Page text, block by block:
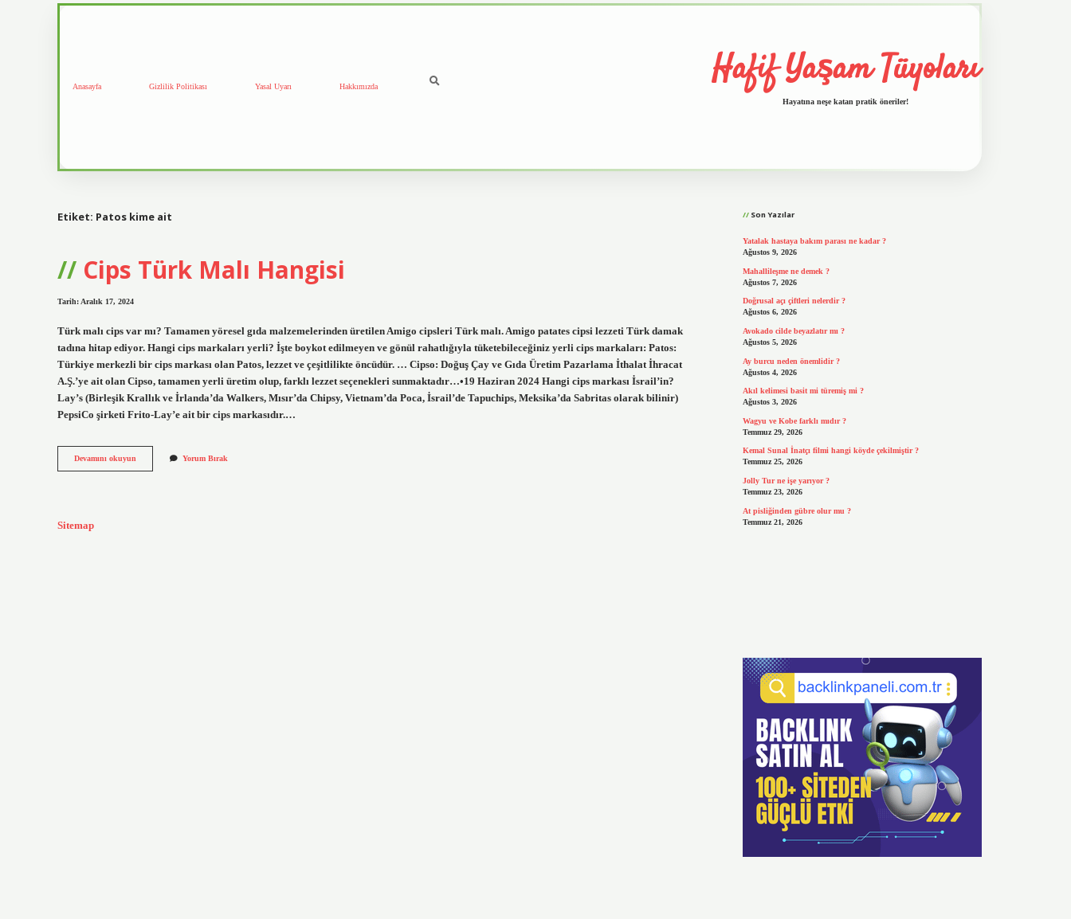
Anasayfa Gizlilik Politikası Yasal Uyarı Hakkımızda Hafif Yaşam Tüyoları
Hayatına neşe katan pratik öneriler!
Etiket: Patos kime ait
Cips Türk Malı Hangisi
Tarih: Aralık 17, 2024
Türk malı cips var mı? Tamamen yöresel gıda malzemelerinden üretilen Amigo cipsleri Türk malı. Amigo patates cipsi lezzeti Türk damak
tadına hitap ediyor. Hangi cips markaları yerli? İşte boykot edilmeyen ve gönül rahatlığıyla tüketebileceğiniz yerli cips markaları: Patos:
Türkiye merkezli bir cips markası olan Patos, lezzet ve çeşitlilikte öncüdür. … Cipso: Doğuş Çay ve Gıda Üretim Pazarlama İthalat İhracat
A.Ş.’ye ait olan Cipso, tamamen yerli üretim olup, farklı lezzet seçenekleri sunmaktadır…•19 Haziran 2024 Hangi cips markası İsrail’in?
Lay’s (Birleşik Krallık ve İrlanda’da Walkers, Mısır’da Chipsy, Vietnam’da Poca, İsrail’de Tapuchips, Meksika’da Sabritas olarak bilinir)
PepsiCo şirketi Frito-Lay’e ait bir cips markasıdır.…
Devamını okuyun
Türk
Yorum Bırak
Sitemap
Son Yazılar
Yatalak hastaya bakım parası ne kadar ?
Ağustos 9, 2026
Mahallileşme ne demek ?
Ağustos 7, 2026
Doğrusal açı çiftleri nelerdir ?
Ağustos 6, 2026
Avokado cilde beyazlatır mı ?
Ağustos 5, 2026
Ay burcu neden önemlidir ?
Ağustos 4, 2026
Akıl kelimesi basit mi türemiş mi ?
Ağustos 3, 2026
Wagyu ve Kobe farklı mıdır ?
Temmuz 29, 2026
Kemal Sunal İnatçı filmi hangi köyde çekilmiştir ?
Temmuz 25, 2026
Jolly Tur ne işe yarıyor ?
Temmuz 23, 2026
At pisliğinden gübre olur mu ?
Temmuz 21, 2026